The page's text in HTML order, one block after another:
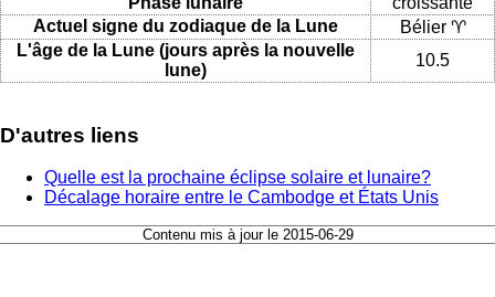
Actuel signe du zodiaque de la Lune
Bélier ♈
L'âge de la Lune (jours après la nouvelle
lune)
10.5
D'autres liens
Quelle est la prochaine éclipse solaire et lunaire?
Décalage horaire entre le Cambodge et États Unis
Contenu mis à jour le 2015-06-29